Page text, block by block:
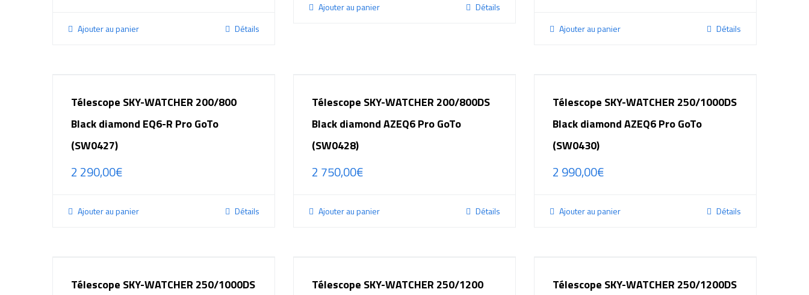
Ajouter au panier Détails
Ajouter au panier Détails
Ajouter au panier Détails
Télescope SKY-WATCHER 200/800
Black diamond EQ6-R Pro GoTo
(SW0427)
2 290,00€
Ajouter au panier Détails
Télescope SKY-WATCHER 200/800DS
Black diamond AZEQ6 Pro GoTo
(SW0428)
2 750,00€
Ajouter au panier Détails
Télescope SKY-WATCHER 250/1000DS
Black diamond AZEQ6 Pro GoTo
(SW0430)
2 990,00€
Ajouter au panier Détails
Télescope SKY-WATCHER 250/1000DS
Télescope SKY-WATCHER 250/1200
Télescope SKY-WATCHER 250/1200DS